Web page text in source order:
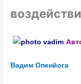
Вадим Опенйога